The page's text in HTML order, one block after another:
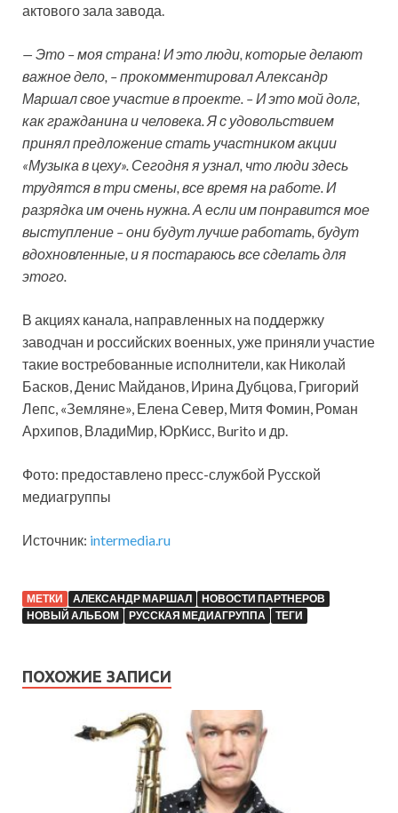
актового зала завода.
— Это – моя страна! И это люди, которые делают
важное дело, – прокомментировал Александр
Маршал свое участие в проекте. – И это мой долг,
как гражданина и человека. Я с удовольствием
принял предложение стать участником акции
«Музыка в цеху». Сегодня я узнал, что люди здесь
трудятся в три смены, все время на работе. И
разрядка им очень нужна. А если им понравится мое
выступление – они будут лучше работать, будут
вдохновленные, и я постараюсь все сделать для
этого.
В акциях канала, направленных на поддержку
заводчан и российских военных, уже приняли участие
такие востребованные исполнители, как Николай
Басков, Денис Майданов, Ирина Дубцова, Григорий
Лепс, «Земляне», Елена Север, Митя Фомин, Роман
Архипов, ВладиМир, ЮрКисс, Burito и др.
Фото: предоставлено пресс-службой Русской
медиагруппы
Источник: intermedia.ru
МЕТКИ АЛЕКСАНДР МАРШАЛ
НОВОСТИ ПАРТНЕРОВ
НОВЫЙ АЛЬБОМ
РУССКАЯ МЕДИАГРУППА ТЕГИ
ПОХОЖИЕ ЗАПИСИ